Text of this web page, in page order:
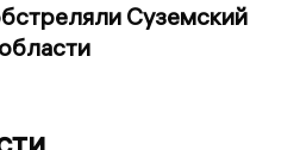
Суземский